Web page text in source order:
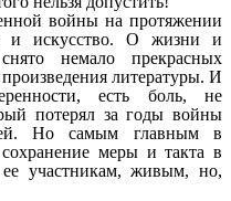
войны на протяжении
и искусство. О жизни и
немало прекрасных
литературы. И
есть боль, не
потерял за годы войны
Но самым главным в
сохранение меры и такта в
участникам, живым, но,